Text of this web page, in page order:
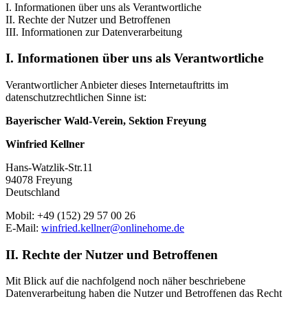
I. Informationen über uns als Verantwortliche
II. Rechte der Nutzer und Betroffenen
III. Informationen zur Datenverarbeitung
I. Informationen über uns als Verantwortliche
Verantwortlicher Anbieter dieses Internetauftritts im
datenschutzrechtlichen Sinne ist:
Bayerischer Wald-Verein, Sektion Freyung
Winfried Kellner
Hans-Watzlik-Str.11
94078 Freyung
Deutschland
Mobil: +49 (152) 29 57 00 26
E-Mail: winfried.kellner@onlinehome.de
II. Rechte der Nutzer und Betroffenen
Mit Blick auf die nachfolgend noch näher beschriebene
Datenverarbeitung haben die Nutzer und Betroffenen das Recht